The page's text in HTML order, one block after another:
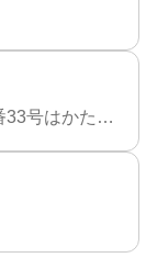
福岡県福岡市博多区博多駅東1丁目1番33号はかた近代ビル7階K1-9